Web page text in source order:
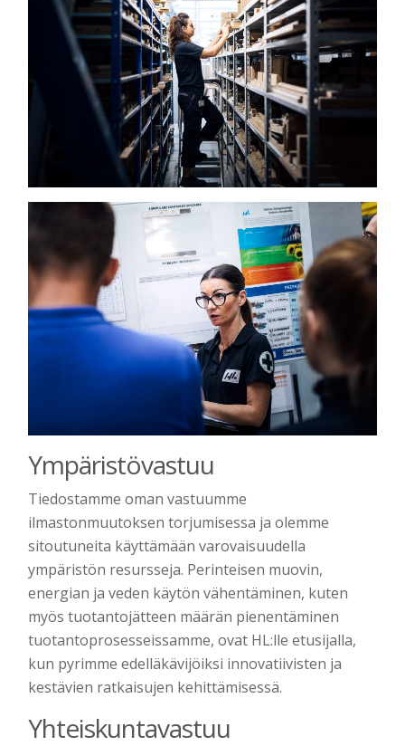
Ympäristövastuu
Tiedostamme oman vastuumme
ilmastonmuutoksen torjumisessa ja olemme
sitoutuneita käyttämään varovaisuudella
ympäristön resursseja. Perinteisen muovin,
energian ja veden käytön vähentäminen, kuten
myös tuotantojätteen määrän pienentäminen
tuotantoprosesseissamme, ovat HL:lle etusijalla,
kun pyrimme edelläkävijöiksi innovatiivisten ja
kestävien ratkaisujen kehittämisessä.
Yhteiskuntavastuu